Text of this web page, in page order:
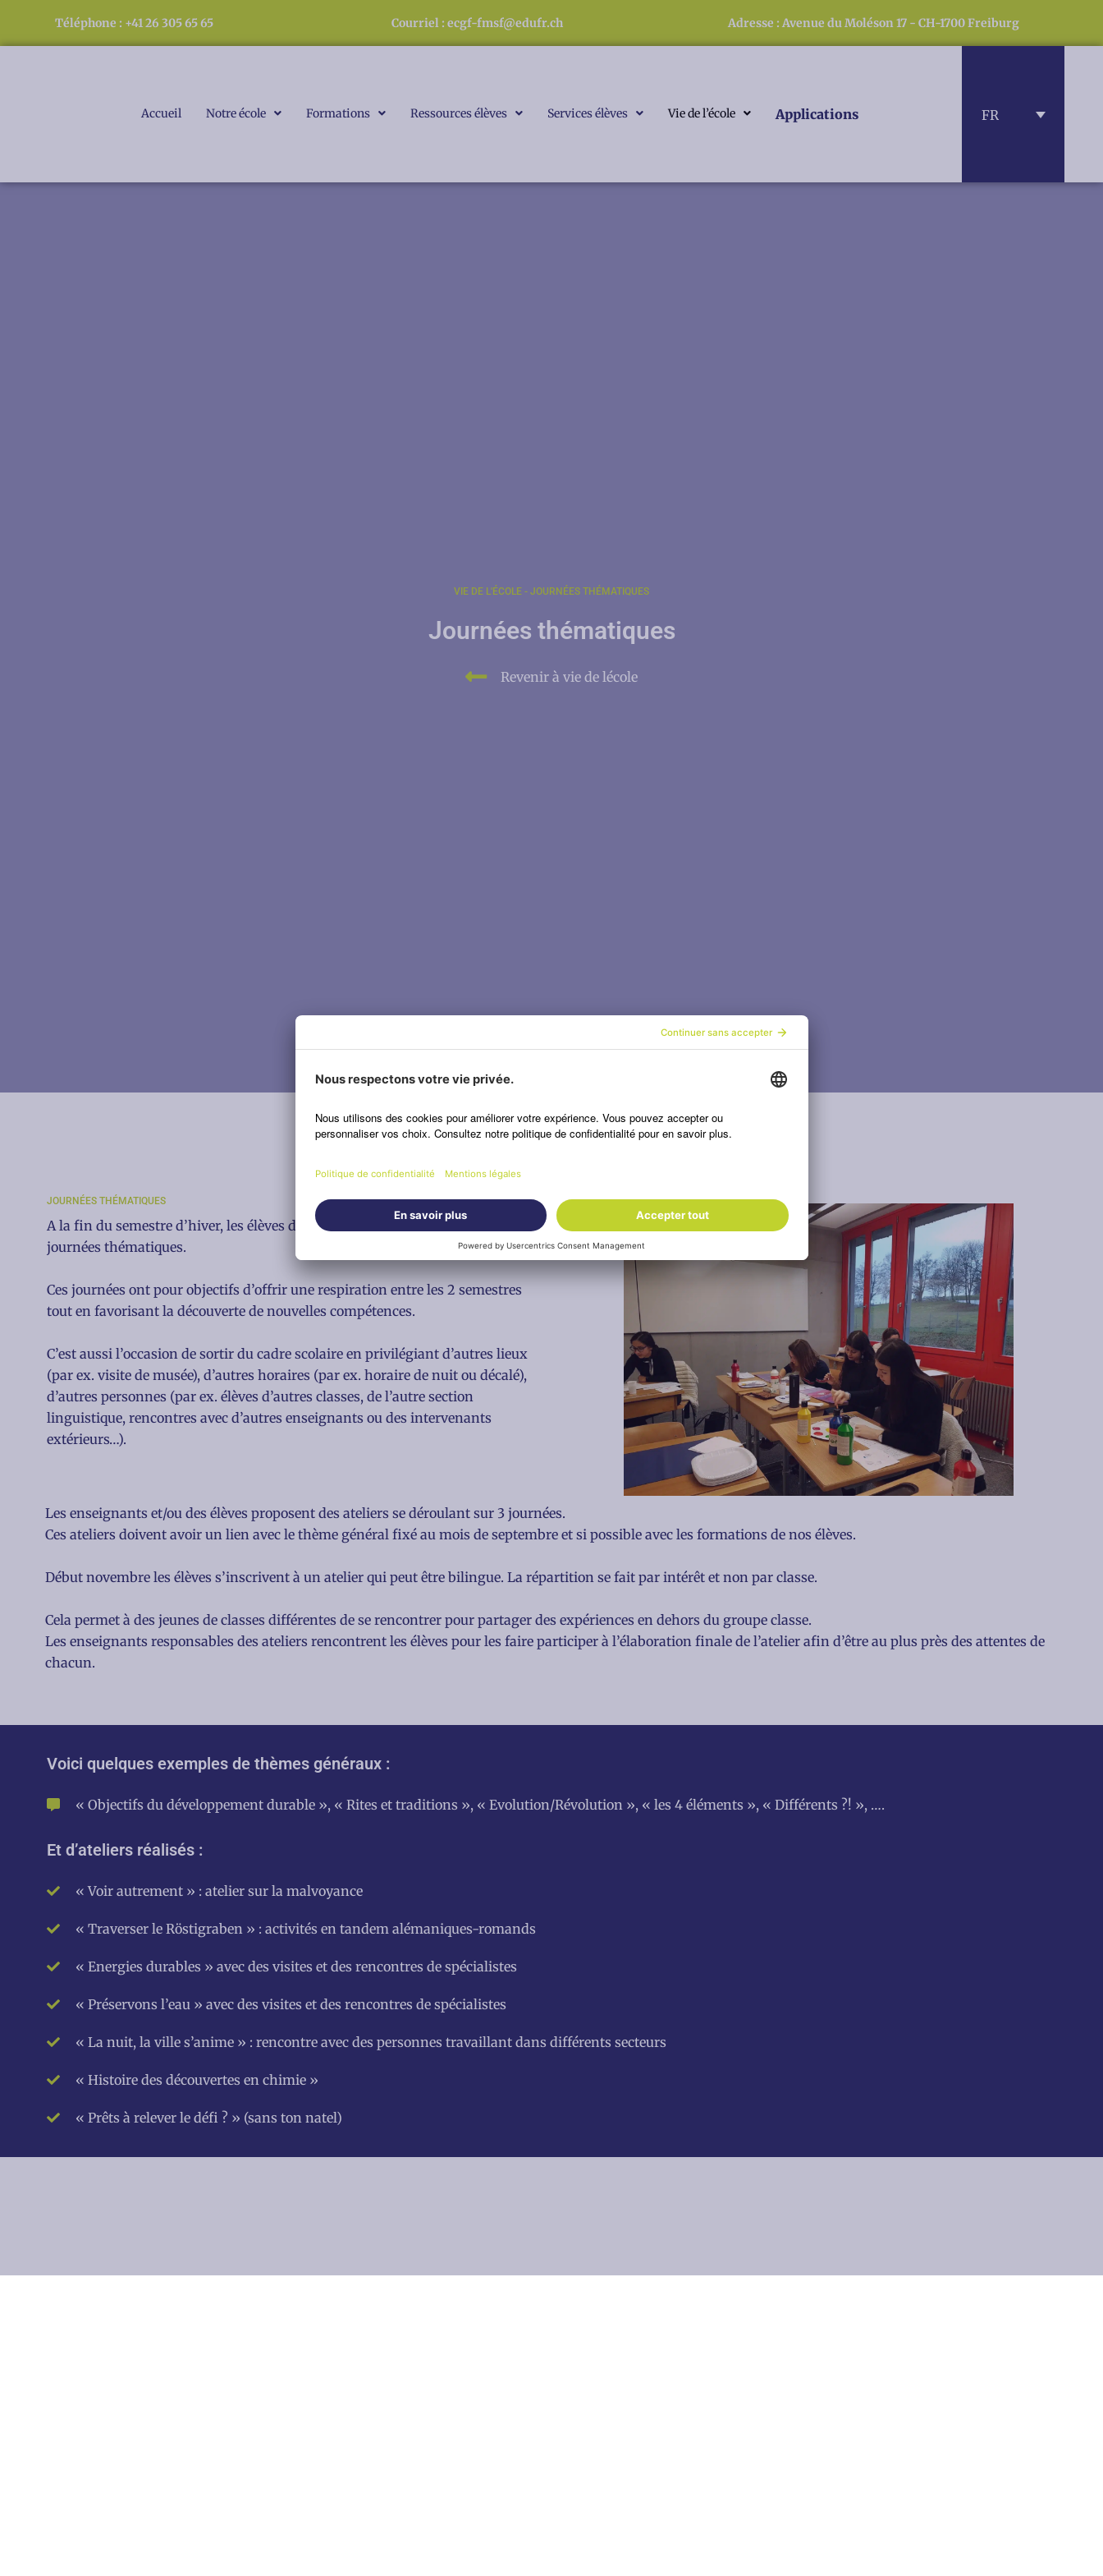
Téléphone : +41 26 305 65 65 Courriel : ecgf-fmsf@edufr.ch Adresse : Avenue du Moléson 17 - CH-1700 Freiburg
Accueil Notre école Formations Ressources élèves Services élèves Vie de l’école Applications FR
VIE DE L'ÉCOLE - JOURNÉES THÉMATIQUES
Journées thématiques
Revenir à vie de lécole
JOURNÉES THÉMATIQUES
A la fin du semestre d’hiver, les élèves de 1re et 3e année participent à trois
journées thématiques.
Ces journées ont pour objectifs d’offrir une respiration entre les 2 semestres
tout en favorisant la découverte de nouvelles compétences.
C’est aussi l’occasion de sortir du cadre scolaire en privilégiant d’autres lieux
(par ex. visite de musée), d’autres horaires (par ex. horaire de nuit ou décalé),
d’autres personnes (par ex. élèves d’autres classes, de l’autre section
linguistique, rencontres avec d’autres enseignants ou des intervenants
extérieurs…).
Les enseignants et/ou des élèves proposent des ateliers se déroulant sur 3 journées.
Ces ateliers doivent avoir un lien avec le thème général fixé au mois de septembre et si possible avec les formations de nos élèves.
Début novembre les élèves s’inscrivent à un atelier qui peut être bilingue. La répartition se fait par intérêt et non par classe.
Cela permet à des jeunes de classes différentes de se rencontrer pour partager des expériences en dehors du groupe classe.
Les enseignants responsables des ateliers rencontrent les élèves pour les faire participer à l’élaboration finale de l’atelier afin d’être au plus près des attentes de
chacun.
Voici quelques exemples de thèmes généraux :
« Objectifs du développement durable », « Rites et traditions », « Evolution/Révolution », « les 4 éléments », « Différents ?! », ….
Et d’ateliers réalisés :
« Voir autrement » : atelier sur la malvoyance
« Traverser le Röstigraben » : activités en tandem alémaniques-romands
« Energies durables » avec des visites et des rencontres de spécialistes
« Préservons l’eau » avec des visites et des rencontres de spécialistes
« La nuit, la ville s’anime » : rencontre avec des personnes travaillant dans différents secteurs
« Histoire des découvertes en chimie »
« Prêts à relever le défi ? » (sans ton natel)